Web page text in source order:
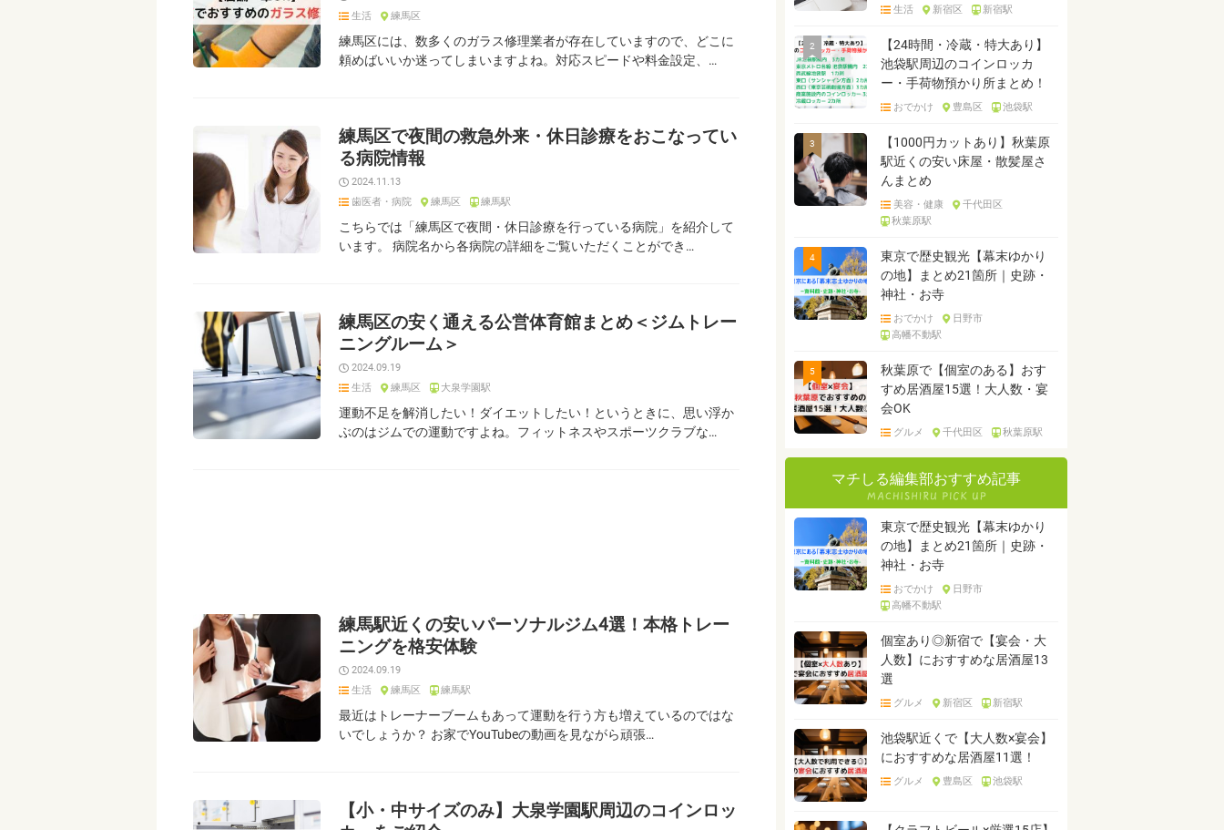
生活
練馬区
練馬区には、数多くのガラス修理業者が存在していますので、どこに
頼めばいいか迷ってしまいますよね。対応スピードや料金設定、…
練馬区で夜間の救急外来・休日診療をおこなってい
る病院情報
2024.11.13
歯医者・病院
練馬区 練馬駅
こちらでは「練馬区で夜間・休日診療を行っている病院」を紹介して
います。 病院名から各病院の詳細をご覧いただくことができ…
練馬区の安く通える公営体育館まとめ＜ジムトレー
ニングルーム＞
2024.09.19
生活
練馬区 大泉学園駅
運動不足を解消したい！ダイエットしたい！というときに、思い浮か
ぶのはジムでの運動ですよね。フィットネスやスポーツクラブな…
練馬駅近くの安いパーソナルジム4選！本格トレー
ニングを格安体験
2024.09.19
生活
練馬区 練馬駅
最近はトレーナーブームもあって運動を行う方も増えているのではな
いでしょうか？ お家でYouTubeの動画を見ながら頑張…
【小・中サイズのみ】大泉学園駅周辺のコインロッ
生活 新宿区 新宿駅
2
【24時間・冷蔵・特大あり】
池袋駅周辺のコインロッカ
ー・手荷物預かり所まとめ！
おでかけ 豊島区 池袋駅
3
【1000円カットあり】秋葉原
駅近くの安い床屋・散髪屋さ
んまとめ
美容・健康
千代田区
秋葉原駅
4
東京で歴史観光【幕末ゆかり
の地】まとめ21箇所｜史跡・
神社・お寺
おでかけ
日野市
高幡不動駅
5
秋葉原で【個室のある】おす
すめ居酒屋15選！大人数・宴
会OK
グルメ 千代田区 秋葉原駅
マチしる編集部おすすめ記事
東京で歴史観光【幕末ゆかり
の地】まとめ21箇所｜史跡・
神社・お寺
おでかけ
日野市
高幡不動駅
個室あり◎新宿で【宴会・大
人数】におすすめな居酒屋13
選
グルメ 新宿区 新宿駅
池袋駅近くで【大人数×宴会】
におすすめな居酒屋11選！
グルメ 豊島区 池袋駅